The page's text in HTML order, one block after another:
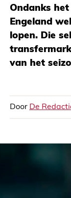
Ondanks
Engeland
lopen. Die
van het
Door De